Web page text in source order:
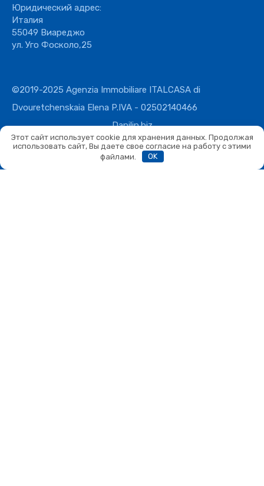
Юридический адрес:
Италия
55049 Виареджо
ул. Уго Фосколо,25
©2019-2025 Agenzia Immobiliare ITALCASA di
Dvouretchenskaia Elena P.IVA - 02502140466
Danilin.biz
Этот сайт использует cookie для хранения данных. Продолжая
использовать сайт, Вы даете свое согласие на работу с этими
файлами.
OK